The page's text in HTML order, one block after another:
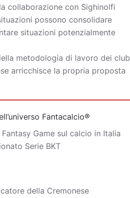
collaborazione con Sighinolfi
possono consolidare
situazioni potenzialmente
metodologia di lavoro dei club
arricchisce la propria proposta
Fantacalcio®
Game sul calcio in Italia
Serie BKT
della Cremonese